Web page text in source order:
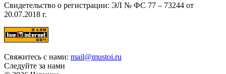
Свидетельство о регистрации: ЭЛ № ФС 77 – 73244 от
20.07.2018 г.
Свяжитесь с нами: mail@mustoi.ru
Следуйте за нами